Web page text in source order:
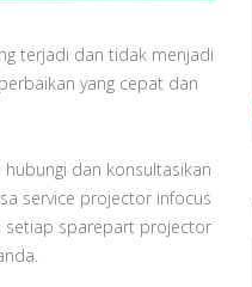
terjadi dan tidak menjadi
yang cepat dan
dan konsultasikan
service projector infocus
setiap sparepart projector